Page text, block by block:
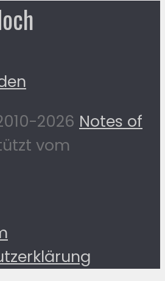
2026 Notes of
vom